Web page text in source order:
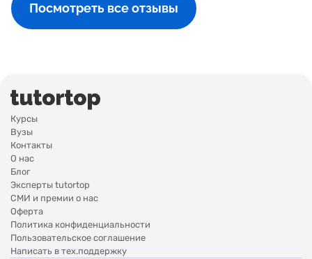
Посмотреть все отзывы
Курсы
Вузы
Контакты
О нас
Блог
Эксперты tutortop
СМИ и премии о нас
Оферта
Политика конфиденциальности
Пользовательское соглашение
Написать в тех.поддержку